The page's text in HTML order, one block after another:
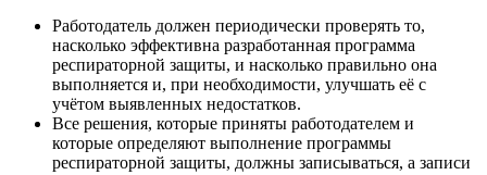
Работодатель должен периодически проверять то,
насколько эффективна разработанная программа
респираторной защиты, и насколько правильно она
выполняется и, при необходимости, улучшать её с
учётом выявленных недостатков.
Все решения, которые приняты работодателем и
которые определяют выполнение программы
респираторной защиты, должны записываться, а записи